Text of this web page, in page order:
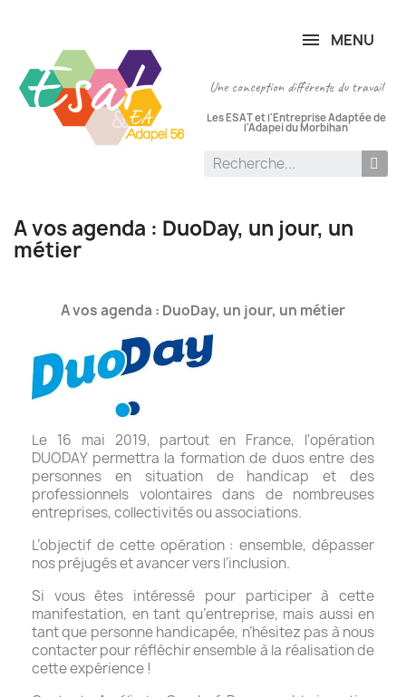
MENU
Une conception différente du travail
Les ESAT et l'Entreprise Adaptée de
l'Adapei du Morbihan
A vos agenda : DuoDay, un jour, un
métier
A vos agenda : DuoDay, un jour, un métier
Le 16 mai 2019, partout en France, l'opération
DUODAY permettra la formation de duos entre des
personnes en situation de handicap et des
professionnels volontaires dans de nombreuses
entreprises, collectivités ou associations.
L’objectif de cette opération : ensemble, dépasser
nos préjugés et avancer vers l’inclusion.
Si vous êtes intéressé pour participer à cette
manifestation, en tant qu’entreprise, mais aussi en
tant que personne handicapée, n’hésitez pas à nous
contacter pour réfléchir ensemble à la réalisation de
cette expérience !